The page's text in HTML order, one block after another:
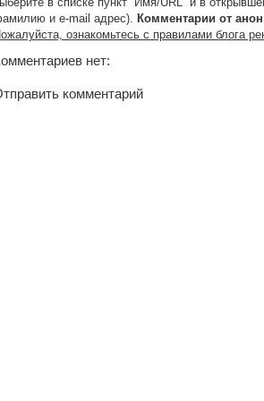
и e-mail адрес). Комментарии от
ознакомьтесь с правилами блога
нет:
комментарий